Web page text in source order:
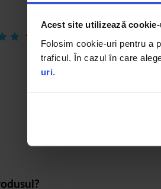
Acest site utilizează
Folosim cookie-uri pentru a
traficul. În cazul în care
uri.
100